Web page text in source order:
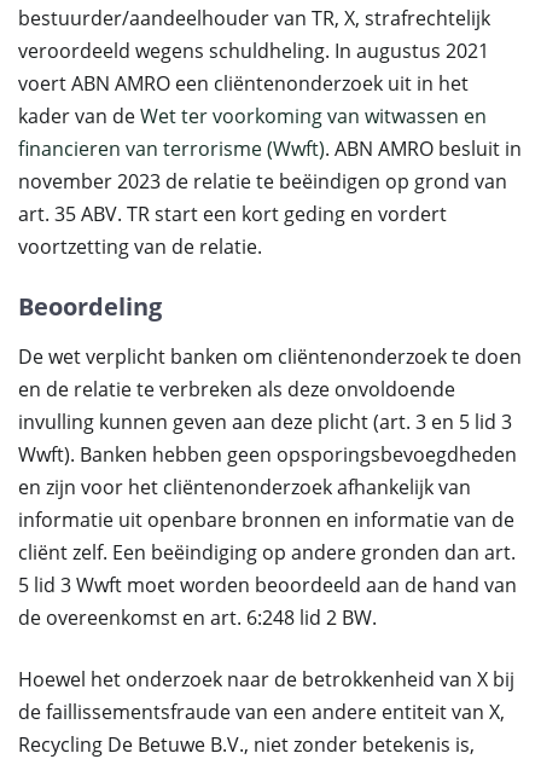
bestuurder/aandeelhouder van TR, X, strafrechtelijk
veroordeeld wegens schuldheling. In augustus 2021
voert ABN AMRO een cliëntenonderzoek uit in het
kader van deWet ter voorkoming van witwassen en
financieren van terrorisme (Wwft). ABN AMRO besluit in
november 2023 de relatie te beëindigen op grond van
art. 35 ABV. TR start een kort geding en vordert
voortzetting van de relatie.
Beoordeling
De wet verplicht banken om cliëntenonderzoek te doen
en de relatie te verbreken als deze onvoldoende
invulling kunnen geven aan deze plicht (art. 3 en 5 lid 3
Wwft). Banken hebben geen opsporingsbevoegdheden
en zijn voor het cliëntenonderzoek afhankelijk van
informatie uit openbare bronnen en informatie van de
cliënt zelf. Een beëindiging op andere gronden dan art.
5 lid 3 Wwft moet worden beoordeeld aan de hand van
de overeenkomst en art. 6:248 lid 2 BW.
Hoewel het onderzoek naar de betrokkenheid van X bij
de faillissementsfraude van een andere entiteit van X,
Recycling De Betuwe B.V., niet zonder betekenis is,